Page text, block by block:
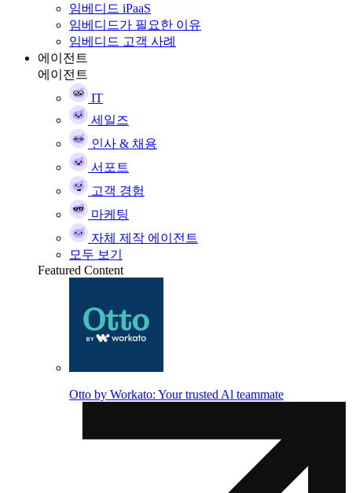
임베디드 iPaaS
임베디드가 필요한 이유
임베디드 고객 사례
에이전트
에이전트
IT
세일즈
인사 & 채용
서포트
고객 경험
마케팅
자체 제작 에이전트
모두 보기
Featured Content
Otto by Workato: Your trusted Al teammate